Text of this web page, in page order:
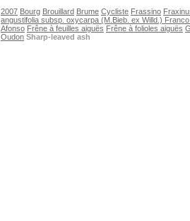
2007 Bourg Brouillard Brume Cycliste Frassino
angustifolia subsp. oxycarpa (M.Bieb. ex Willd.)
Afonso Frêne à feuilles aiguës Frêne à folioles aiguës
Oudon Sharp-leaved ash